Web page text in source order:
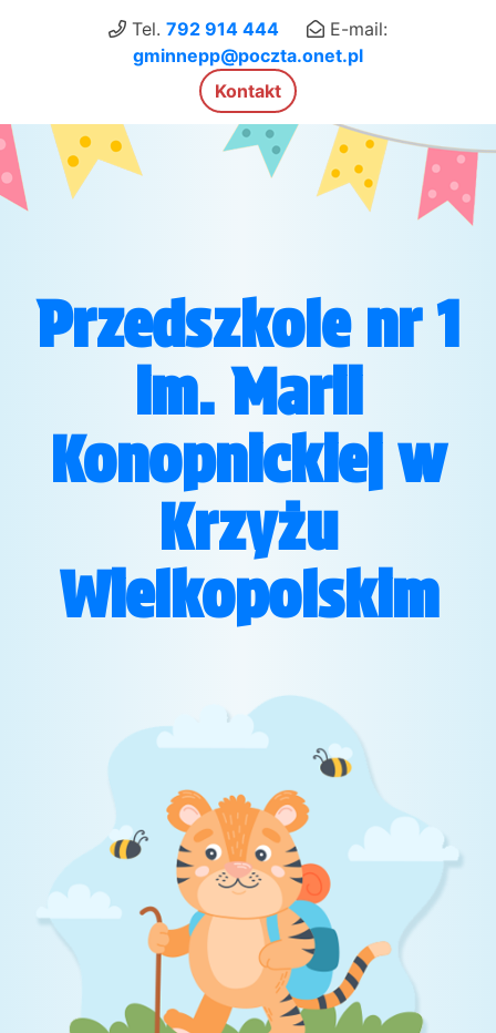
Tel. 792 914 444
E-mail:
gminnepp@poczta.onet.pl
Kontakt
Przedszkole nr 1
im. Marii
Konopnickiej w
Krzyżu
Wielkopolskim